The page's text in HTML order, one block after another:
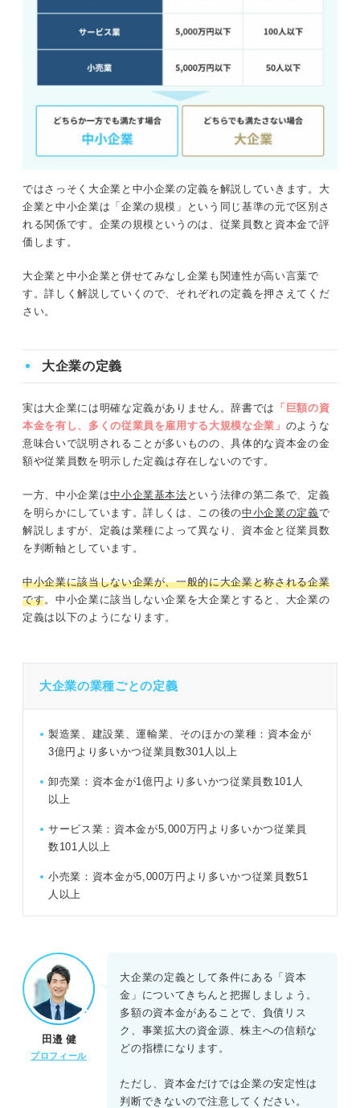
ではさっそく大企業と中小企業の定義を解説していきます。大
企業と中小企業は「企業の規模」という同じ基準の元で区別さ
れる関係です。企業の規模というのは、従業員数と資本金で評
価します。
大企業と中小企業と併せてみなし企業も関連性が高い言葉で
す。詳しく解説していくので、それぞれの定義を押さえてくだ
さい。
大企業の定義
実は大企業には明確な定義がありません。辞書では 「巨額の資
本金を有し、多くの従業員を雇用する大規模な企業」 のような
意味合いで説明されることが多いものの、具体的な資本金の金
額や従業員数を明示した定義は存在しないのです。
一方、中小企業は中小企業基本法 という法律の第二条で、定義
を明らかにしています。詳しくは、この後の中小企業の定義で
解説しますが、定義は業種によって異なり、資本金と従業員数
を判断軸としています。
中小企業に該当しない企業が、一般的に大企業と称される企業
です。中小企業に該当しない企業を大企業とすると、大企業の
定義は以下のようになります。
大企業の業種ごとの定義
製造業、建設業、運輸業、そのほかの業種：資本金が
3億円より多いかつ従業員数301人以上
卸売業：資本金が1億円より多いかつ従業員数101人
以上
サービス業：資本金が5,000万円より多いかつ従業員
数101人以上
小売業：資本金が5,000万円より多いかつ従業員数51
人以上
田邉 健
プロフィール
大企業の定義として条件にある「資本
金」についてきちんと把握しましょう。
多額の資本金があることで、負債リス
ク、事業拡大の資金源、株主への信頼な
どの指標になります。
ただし、資本金だけでは企業の安定性は
判断できないので注意してください。